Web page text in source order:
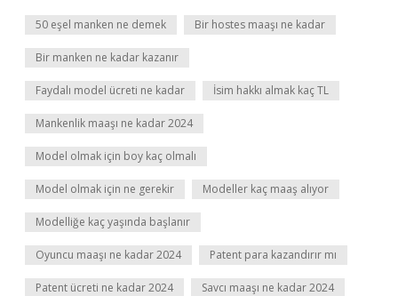
50 eşel manken ne demek Bir hostes maaşı ne kadar
Bir manken ne kadar kazanır
Faydalı model ücreti ne kadar İsim hakkı almak kaç TL
Mankenlik maaşı ne kadar 2024
Model olmak için boy kaç olmalı
Model olmak için ne gerekir Modeller kaç maaş alıyor
Modelliğe kaç yaşında başlanır
Oyuncu maaşı ne kadar 2024 Patent para kazandırır mı
Patent ücreti ne kadar 2024 Savcı maaşı ne kadar 2024